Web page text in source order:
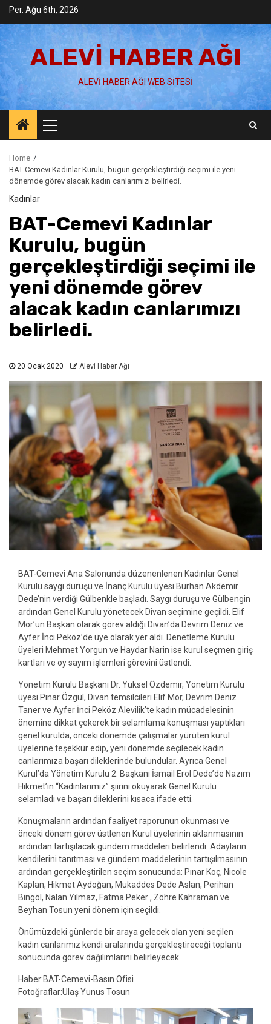
Skip
content
Per. Ağu 6th, 2026
ALEVI HABER AĞI
ALEVI HABER AĞI WEB SITESI
Menu
Home
BAT-Cemevi Kadınlar Kurulu, bugün gerçekleştirdiği seçimi ile yeni
dönemde görev alacak kadın canlarımızı belirledi.
Kadınlar
BAT-Cemevi Kadınlar
Kurulu, bugün
gerçekleştirdiği seçimi ile
yeni dönemde görev
alacak kadın canlarımızı
belirledi.
20 Ocak 2020 Alevi Haber Ağı
BAT-Cemevi Ana Salonunda düzenenlenen Kadınlar Genel
Kurulu saygı duruşu ve İnanç Kurulu üyesi Burhan Akdemir
Dede’nin verdiği Gülbenkle başladı. Saygı duruşu ve Gülbengin
ardından Genel Kurulu yönetecek Divan seçimine geçildi. Elif
Mor’un Başkan olarak görev aldığı Divan’da Devrim Deniz ve
Ayfer İnci Peköz’de üye olarak yer aldı. Denetleme Kuru lu
üyeleri Mehmet Yorgun ve Haydar Narin ise kurul seçmen giriş
kartları ve oy sayım işlemleri görevini üstlendi.
Yönetim Kurulu Başkanı Dr. Yüksel Özdemir, Yönetim Kurulu
üyesi Pınar Özgül, Divan temsilcileri Elif Mor, Devrim Deniz
Taner ve Ayfer İnci Peköz Alevilik’te kadın mücadelesinin
önemine dikkat çekerek bir selamlama konuşması yaptıkları
genel kurulda, önceki dönemde çalışmalar yürüten kurul
üyelerine teşekkür edip, yeni dönemde seçilecek kadın
canlarımıza başarı dileklerinde bulundular. Ayrıca Genel
Kurul’da Yönetim Kurulu 2. Başkanı İsmail Erol Dede’de Nazım
Hikmet’in “Kadınlarımız” şiirini okuyarak Genel Kurulu
selamladı ve başarı dileklerini kısaca ifade etti.
Konuşmaların ardından faaliyet raporunun okunması ve
önceki dönem görev üstlenen Kurul üyelerinin aklanmasının
ardından tartışılacak gündem maddeleri belirlendi. Adayların
kendilerini tanıtması ve gündem maddelerinin tartışılmasının
ardından gerçekleştirilen seçim sonucunda: Pınar Koç, Nicole
Kaplan, Hikmet Aydoğan, Mukaddes Dede Aslan, Perihan
Bingöl, Nalan Yılmaz, Fatma Peker , Zöhre Kahraman ve
Beyhan Tosun yeni dönem için seçildi.
Önümüzdeki günlerde bir araya gelecek olan yeni seçilen
kadın canlarımız kendi aralarında gerçekleştireceği toplantı
sonucunda görev dağılımlarını belirleyecek.
Haber:BAT-Cemevi-Basın Ofisi
Fotoğraflar:Ulaş Yunus Tosun